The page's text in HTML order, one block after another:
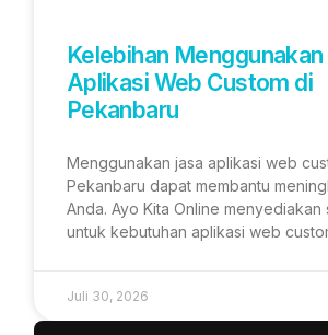
Kelebihan
Aplikasi Web Custom di
Pekanbaru
Menggunakan jasa aplikasi web
Pekanbaru dapat membantu
Anda. Ayo Kita Online menyediakan
untuk kebutuhan aplikasi web
Juli 30, 2026